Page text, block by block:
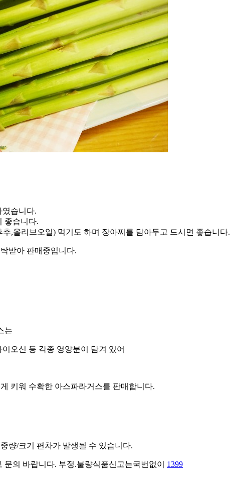
였습니다.
좋습니다.
,올리브오일) 먹기도 하며 장아찌를 담아두고 드시면 좋습니다.
받아 판매중입니다.
는
오신 등 각종 영양분이 담겨 있어
키워 수확한 아스파라거스를 판매합니다.
량/크기 편차가 발생될 수 있습니다.
문의 바랍니다. 부정.불량식품신고는국번없이 1399